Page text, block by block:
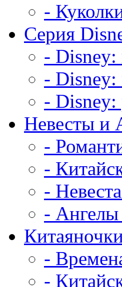
-
Серия
- Disney:
-
- Disney:
Невесты и
-
-
-
-
-
-